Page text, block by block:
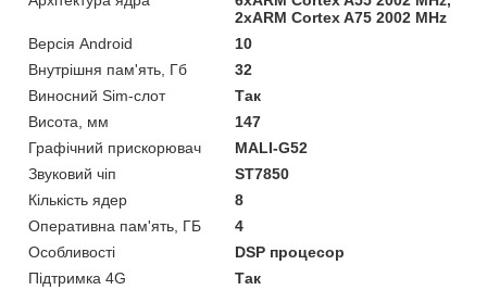
2xARM Cortex A75 2002 MHz
Версія Android
10
Внутрішня пам'ять, Гб
32
Виносний Sim-слот
Так
Висота, мм
147
Графічний прискорювач
MALI-G52
Звуковий чіп
ST7850
Кількість ядер
8
Оперативна пам'ять, ГБ
4
Особливості
DSP процесор
Підтримка 4G
Так